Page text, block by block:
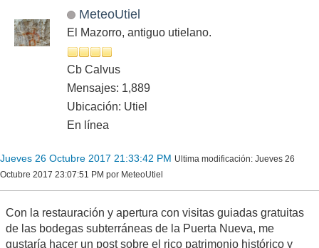
MeteoUtiel
El Mazorro, antiguo utielano.
Cb Calvus
Mensajes: 1,889
Ubicación: Utiel
En línea
Jueves 26 Octubre 2017 21:33:42 PM Ultima modificación: Jueves 26
Octubre 2017 23:07:51 PM por MeteoUtiel
Con la restauración y apertura con visitas guiadas gratuitas
de las bodegas subterráneas de la Puerta Nueva, me
gustaría hacer un post sobre el rico patrimonio histórico y